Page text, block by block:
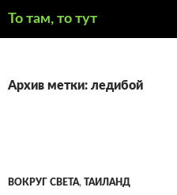
То там, то тут
Архив метки: ледибой
ВОКРУГ СВЕТА, ТАИЛАНД